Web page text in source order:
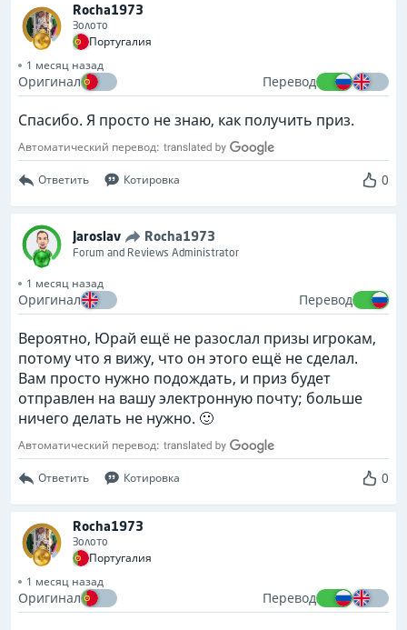
Rocha1973
Золото
Португалия
1 месяц назад
Оригинал Перевод
Спасибо. Я просто не знаю, как получить приз.
Автоматический перевод:
Ответить Котировка 0
Jaroslav Rocha1973
Forum and Reviews Administrator
1 месяц назад
Оригинал Перевод
Вероятно, Юрай ещё не разослал призы игрокам,
потому что я вижу, что он этого ещё не сделал.
Вам просто нужно подождать, и приз будет
отправлен на вашу электронную почту; больше
ничего делать не нужно. 🙂
Автоматический перевод:
Ответить Котировка 0
Rocha1973
Золото
Португалия
1 месяц назад
Оригинал Перевод